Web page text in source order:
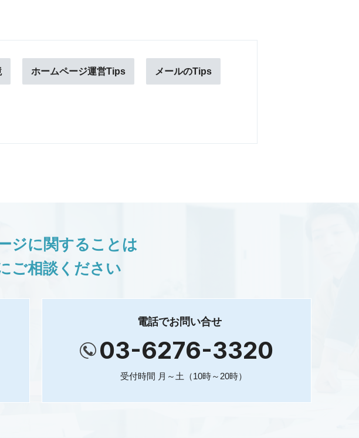
ホームページ運営Tips メールのTips
ジに関することは
ご相談ください
電話でお問い合せ
03-6276-3320
受付時間 月～土（10時～20時）